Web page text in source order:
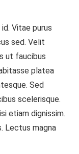
Vitae purus
sed. Velit
ut faucibus
platea
Sed
scelerisque.
etiam dignissim.
Lectus magna